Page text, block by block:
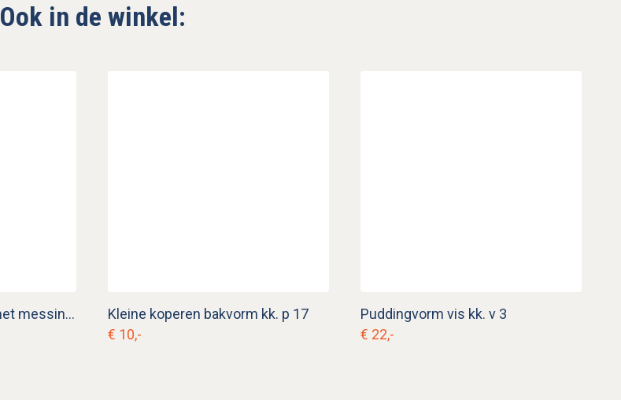
Ook in de winkel:
Klein koperen vergiet met messing handvat k. p 22
Kleine koperen bakvorm kk. p 17
€ 10,-
Puddingvorm vis kk. v 3
€ 22,-